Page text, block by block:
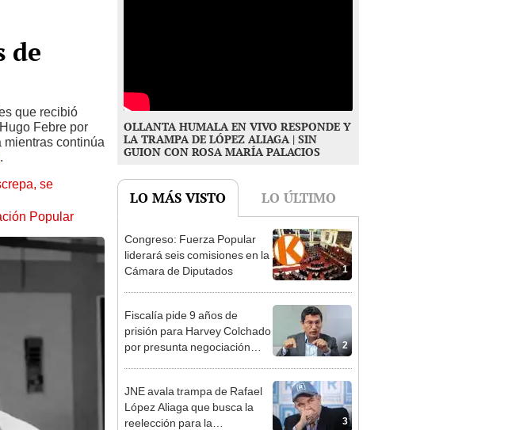
de
que recibió
Febre por
mientras continúa
.
se
Popular
OLLANTA HUMALA EN VIVO RESPONDE Y
LA TRAMPA DE LÓPEZ ALIAGA | SIN
GUION CON ROSA MARÍA PALACIOS
LO MÁS VISTO LO ÚLTIMO
1
Congreso: Fuerza Popular
liderará seis comisiones en la
Cámara de Diputados
2
Fiscalía pide 9 años de
prisión para Harvey Colchado
por presunta negociación
3
JNE avala trampa de Rafael
López Aliaga que busca la
reelección para la